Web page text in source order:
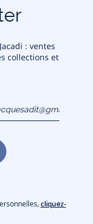
: ventes
collections et
cliquez-